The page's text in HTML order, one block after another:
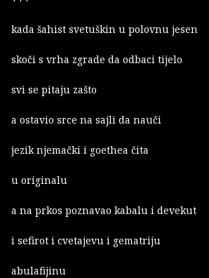
kada šahist svetuškin u polovnu jesen
skoči s vrha zgrade da odbaci tijelo
svi se pitaju zašto
a ostavio srce na sajli da nauči
jezik njemački i goethea čita
u originalu
a na prkos poznavao kabalu i devekut
i sefirot i cvetajevu i gematriju
abulafijinu